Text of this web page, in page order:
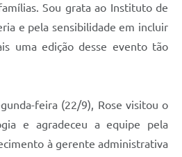
Sou grata ao Instituto de
e pela sensibilidade em incluir
uma edição desse evento tão
feira (22/9), Rose visitou o
e agradeceu a equipe pela
à gerente administrativa